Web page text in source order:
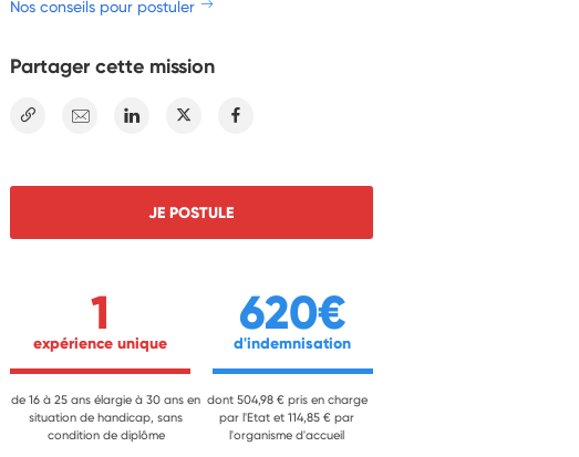
Nos conseils pour postuler
Partager cette mission
E-mail Linkedin Twitter
JE POSTULE
1
expérience unique
de 16 à 25 ans élargie à 30 ans en
situation de handicap, sans
condition de diplôme
620€
d'indemnisation
dont 504,98 € pris en charge
par l'Etat et 114,85 € par
l'organisme d'accueil